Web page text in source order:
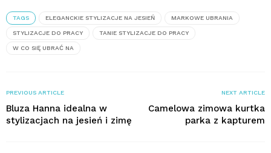
TAGS ELEGANCKIE STYLIZACJE NA JESIEŃ MARKOWE UBRANIA
STYLIZACJE DO PRACY TANIE STYLIZACJE DO PRACY
W CO SIĘ UBRAĆ NA
PREVIOUS ARTICLE
Bluza Hanna idealna w
stylizacjach na jesień i zimę
NEXT ARTICLE
Camelowa zimowa kurtka
parka z kapturem